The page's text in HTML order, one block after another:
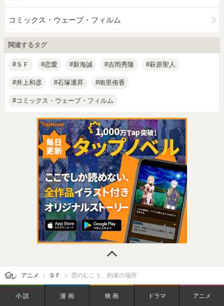
コミックス・ウェーブ・フィルム
関連するタグ
ＳＦ 恋愛 新海誠 吉岡秀隆 萩原聖人
井上和彦 石塚運昇 南里侑香
コミックス・ウェーブ・フィルム
レビューン トップ
アニメ ＳＦ 雲のむこう、約束の場所
小説 漫画 映画 ドラマ アニメ